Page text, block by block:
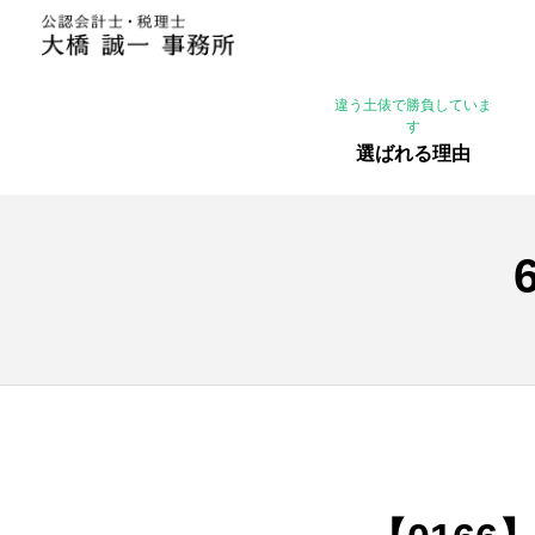
違う土俵で勝負していま
す
選ばれる理由